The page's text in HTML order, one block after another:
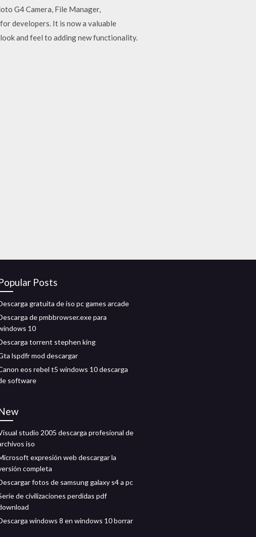
G4 Camera, File Manager,
developers. It is now a valuable
and feel to adding new functionality.
Posts
gratuita de iso pc games arcade
de pmbbrowser.exe para
10
torrent stephen king
lspdfr mod descargar
eos rebel t5 windows 10 descarga
software
studio 2005 descarga profesional de
iso
expresión web descargar la
completa
fotos de samsung galaxy s4 a pc
de civilizaciones perdidas pdf
windows 8 en windows 10 borrar